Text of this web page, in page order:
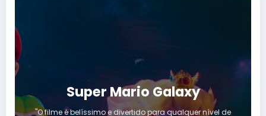
Super Mario Galaxy
"O filme é belíssimo e divertido para qualquer nível de